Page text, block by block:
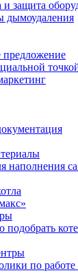
и защита
дымоудаления
предложение
наполнения
подобрать
по работе